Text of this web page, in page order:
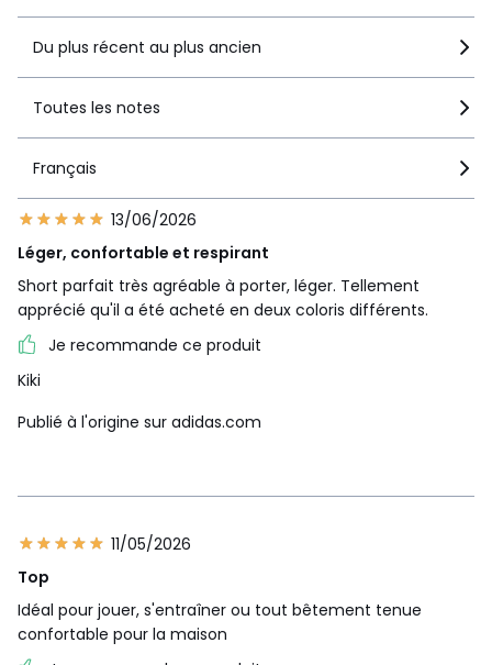
Du plus récent au plus ancien
Toutes les notes
Français
13/06/2026
Léger, confortable et respirant
Short parfait très agréable à porter, léger. Tellement
apprécié qu'il a été acheté en deux coloris différents.
Je recommande ce produit
Kiki
Publié à l'origine sur adidas.com
11/05/2026
Top
Idéal pour jouer, s'entraîner ou tout bêtement tenue
confortable pour la maison